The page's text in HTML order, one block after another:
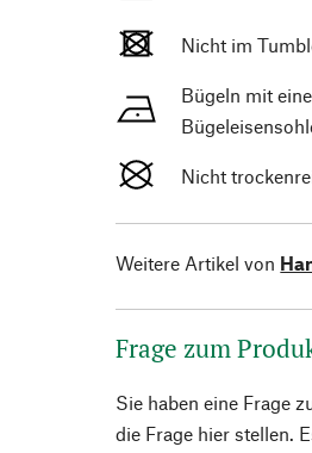
Nicht im
Bügeln mit
Nicht
Weitere Artikel von
Frage zum
Sie haben eine Frage
die Frage hier stellen.